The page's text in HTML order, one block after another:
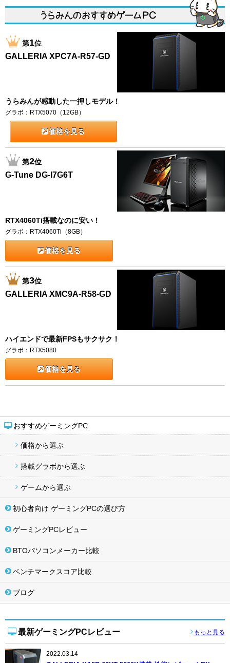
おすすめゲーミングPC
価格から選ぶ
搭載グラボから選ぶ
ゲームから選ぶ
初心者向け ゲーミングPCの選び方
ゲーミングPCレビュー
BTOパソコンメーカー比較
ベンチマークスコア比較
ブログ
最新ゲーミングPCレビュー もっと見る
2022.03.14
第1位
GALLERIA XPC7A-R57-GD
うらみんが感動した一押しモデル！
グラボ：RTX5070（12GB）
価格を見る
第2位
G-Tune DG-I7G6T
RTX4060Ti搭載なのに安い！
グラボ：RTX4060Ti（8GB）
価格を見る
第3位
GALLERIA XMC9A-R58-GD
ハイエンドで最新FPSもサクサク！
グラボ：RTX5080
価格を見る